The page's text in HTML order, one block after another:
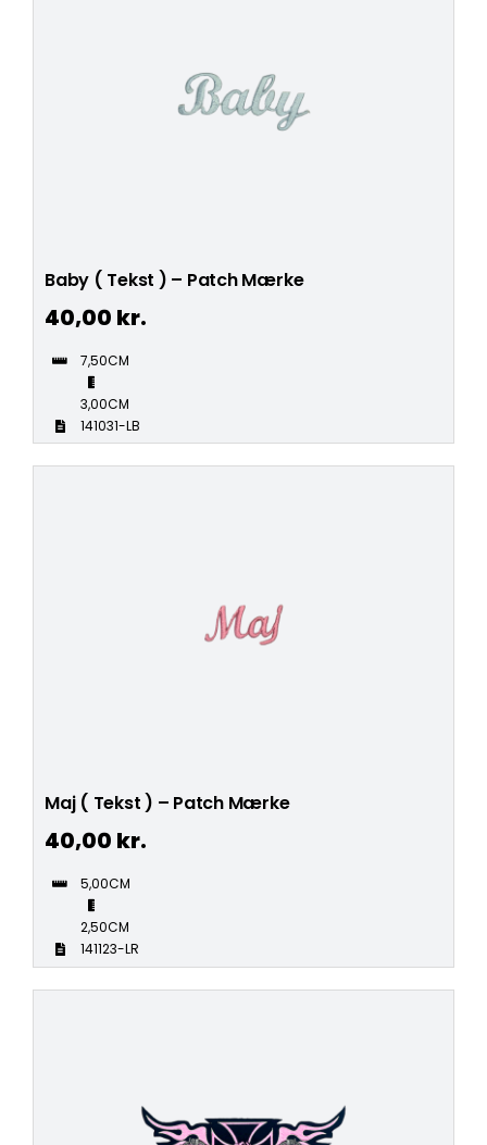
Baby ( Tekst ) – Patch Mærke
40,00 kr.
7,50CM
3,00CM
141031-LB
Maj ( Tekst ) – Patch Mærke
40,00 kr.
5,00CM
2,50CM
141123-LR